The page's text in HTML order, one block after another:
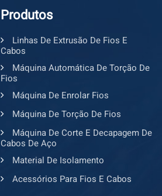
dos intermediários, fornecendo
Completas Não vendemos
oferecemos serviços
produção. Nossa equipe
linhas de produção de cabos
que o cliente pretende adquirir,
diária e o espaço disponível na
ideal dos equipamentos e a
Tecnologia Avançada de
controle inteligente por IA e
nosso equipamento para
precisão, extrusão uniforme
Produtos
Linhas De Extrusão De Fios E
Cabos
Máquina Automática De Torção De
Fios
Máquina De Enrolar Fios
Máquina De Torção De Fios
Máquina De Corte E Decapagem De
Cabos De Aço
Material De Isolamento
Acessórios Para Fios E Cabos